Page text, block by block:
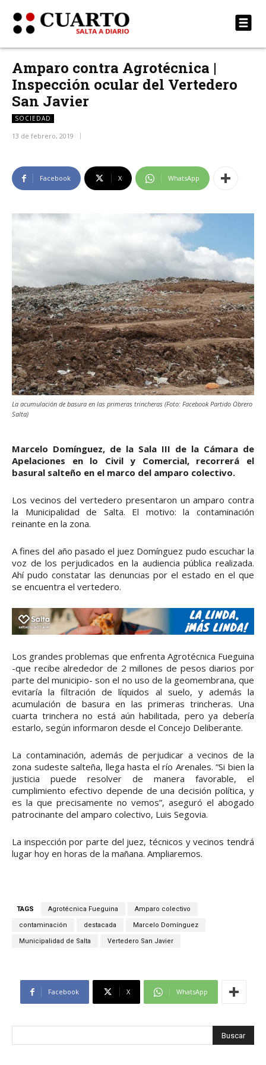
Amparo contra Agrotécnica |
Inspección ocular del Vertedero
San Javier
SOCIEDAD
13 de febrero, 2019
Facebook X WhatsApp
La acumulación de basura en las primeras trincheras (Foto: Facebook Partido Obrero
Salta)
Marcelo Domínguez, de la Sala III de la Cámara de
Apelaciones en lo Civil y Comercial, recorrerá el
basural salteño en el marco del amparo colectivo.
Los vecinos del vertedero presentaron un amparo contra
la Municipalidad de Salta. El motivo: la contaminación
reinante en la zona.
A fines del año pasado el juez Domínguez pudo escuchar la
voz de los perjudicados en la audiencia pública realizada.
Ahí pudo constatar las denuncias por el estado en el que
se encuentra el vertedero.
Los grandes problemas que enfrenta Agrotécnica Fueguina
-que recibe alrededor de 2 millones de pesos diarios por
parte del municipio- son el no uso de la geomembrana, que
evitaría la filtración de líquidos al suelo, y además la
acumulación de basura en las primeras trincheras. Una
cuarta trinchera no está aún habilitada, pero ya debería
estarlo, según informaron desde el Concejo Deliberante.
La contaminación, además de perjudicar a vecinos de la
zona sudeste salteña, llega hasta el río Arenales. “Si bien la
justicia puede resolver de manera favorable, el
cumplimiento efectivo depende de una decisión política, y
es la que precisamente no vemos”, aseguró el abogado
patrocinante del amparo colectivo, Luis Segovia.
La inspección por parte del juez, técnicos y vecinos tendrá
lugar hoy en horas de la mañana. Ampliaremos.
TAGS Agrotécnica Fueguina Amparo colectivo
contaminación destacada Marcelo Domínguez
Municipalidad de Salta Vertedero San Javier
Facebook X WhatsApp